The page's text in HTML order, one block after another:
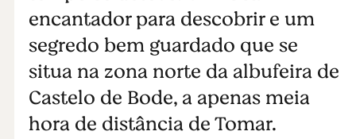
encantador para descobrir e um
segredo bem guardado que se
situa na zona norte da albufeira de
Castelo de Bode, a apenas meia
hora de distância de Tomar.